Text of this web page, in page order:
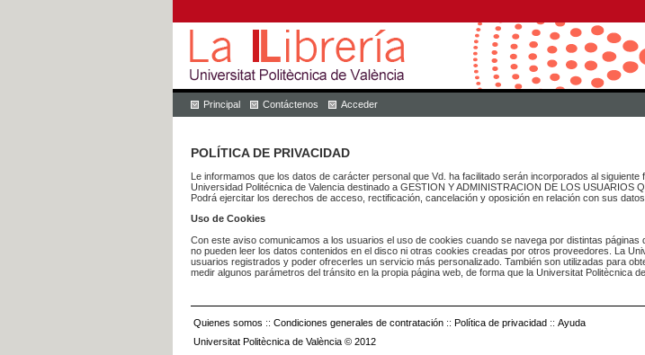
Principal Contáctenos Acceder
POLÍTICA DE PRIVACIDAD
Le informamos que los datos de carácter personal que Vd. ha facilitado serán incorporados al
Universidad Politécnica de Valencia destinado a GESTION Y ADMINISTRACION DE LOS USUARIOS
Podrá ejercitar los derechos de acceso, rectificación, cancelación y oposición en relación con sus
Uso de Cookies
Con este aviso comunicamos a los usuarios el uso de cookies cuando se navega por distintas
no pueden leer los datos contenidos en el disco ni otras cookies creadas por otros proveedores. La
usuarios registrados y poder ofrecerles un servicio más personalizado. También son utilizadas para
medir algunos parámetros del tránsito en la propia página web, de forma que la Universitat Politècnica
Quienes somos :: Condiciones generales de contratación :: Política de privacidad :: Ayuda
Universitat Politècnica de València © 2012